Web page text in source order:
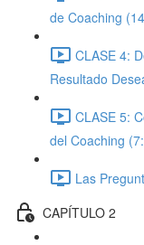
de Coaching
CLASE 4:
Resultado
CLASE 5:
del Coaching
Las
CAPÍTULO 2